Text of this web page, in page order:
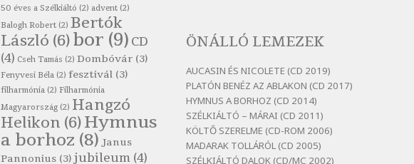
Szélkiáltó
lélegzetvételnyi csöndben
Szélkiáltó
Bertók László: Az arcodra, ha
nem vigyázol
Szélkiáltó
Bertók László: Dinnye Döme
ÖNÁLLÓ LEMEZEK
AUCASIN ÉS NICOLETE (CD 2019)
PLATÓN BENÉZ AZ ABLAKON (CD 2017)
HYMNUS A BORHOZ (CD 2014)
SZÉLKIÁLTÓ – MÁRAI (CD 2011)
KÖLTŐ SZERELME (CD-ROM 2006)
MADARAK TOLLÁRÓL (CD 2005)
SZÉLKIÁLTÓ DALOK (CD/MC 2002)
50 éves a Szélkiáltó (2) advent (2)
Balogh Robert (2) Bertók
László (6)bor (9) CD
(4) Cseh Tamás (2) Dombóvár (3)
Fenyvesi Béla (2) fesztivál (3)
filharmónia (2) Filharmónia
Magyarország (2) Hangzó
Helikon (6)Hymnus
a borhoz (8) Janus
Pannonius (3)jubileum (4)